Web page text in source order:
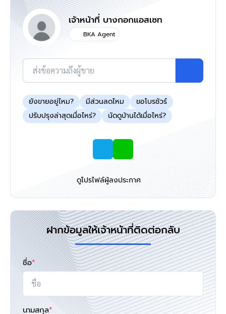
เจ้าหน้าที่ บางกอกแอสเซท
BKA Agent
ส่งข้อความถึงผู้ขาย
ยังขายอยู่ไหม? มีส่วนลดไหม
ขอโบรชัวร์
ปรับปรุงล่าสุดเมื่อไหร่?
นัดดูบ้านได้เมื่อไหร่?
ดูโปรไฟล์ผู้ลงประกาศ
ฝากข้อมูลให้เจ้าหน้าที่ติดต่อกลับ
ชื่อ*
นามสกุล*